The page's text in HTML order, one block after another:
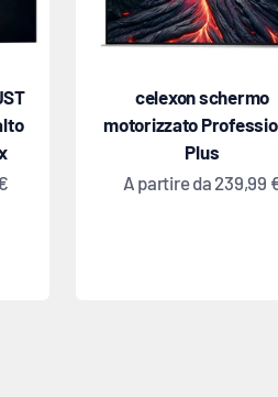
celexon schermo
motorizzato
Plus
Prezzo scontato
A partire da 239,99